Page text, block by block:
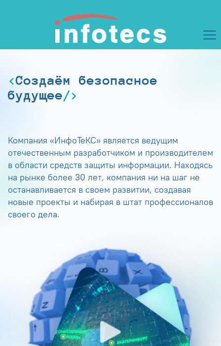
Создаём безопасное
будущее
Компания «ИнфоТеКС» является ведущим
отечественным разработчиком и производителем
в области средств защиты информации. Находясь
на рынке более 30 лет, компания ни на шаг не
останавливается в своем развитии, создавая
новые проекты и набирая в штат профессионалов
своего дела.